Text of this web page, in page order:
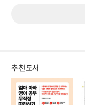
추천도서